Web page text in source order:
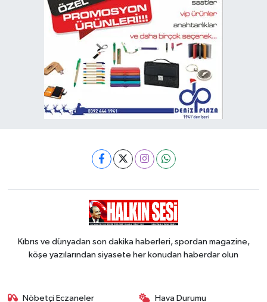
Kıbrıs ve dünyadan son dakika haberleri, spordan magazine,
köşe yazılarından siyasete her konudan haberdar olun
Nöbetçi Eczaneler Hava Durumu